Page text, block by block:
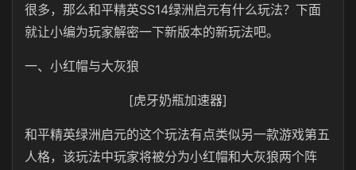
很多，那么和平精英SS14绿洲启元有什么玩法？下面
就让小编为玩家解密一下新版本的新玩法吧。
一、小红帽与大灰狼
[虎牙奶瓶加速器]
和平精英绿洲启元的这个玩法有点类似另一款游戏第五
人格，该玩法中玩家将被分为小红帽和大灰狼两个阵